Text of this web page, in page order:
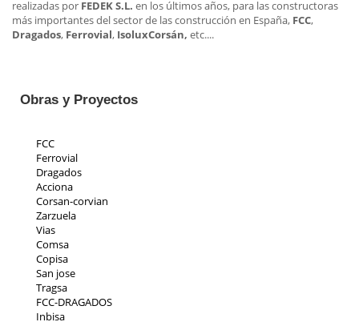
realizadas por FEDEK S.L. en los últimos años, para las constructoras
más importantes del sector de las construcción en España, FCC,
Dragados, Ferrovial, IsoluxCorsán, etc....
Obras y Proyectos
FCC
Ferrovial
Dragados
Acciona
Corsan-corvian
Zarzuela
Vias
Comsa
Copisa
San jose
Tragsa
FCC-DRAGADOS
Inbisa